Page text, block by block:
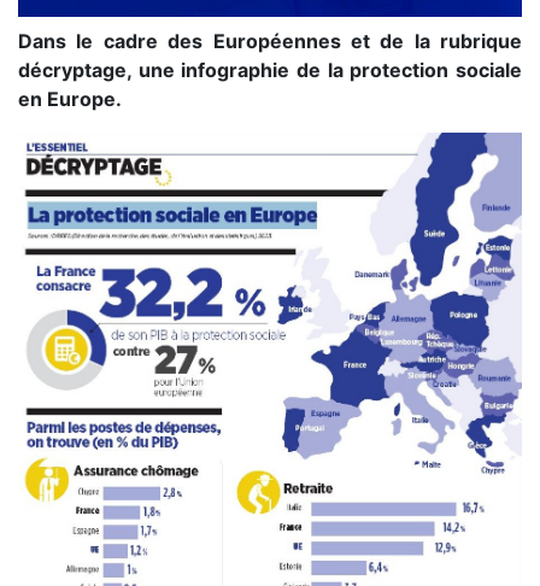
Dans le cadre des Européennes et de la rubrique
décryptage, une infographie de la protection sociale
en Europe.